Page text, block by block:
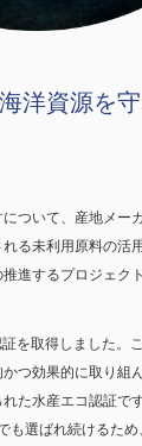
洋資源を
ついて、産地メー
る未利用原料の活
進するプロジェク
を取得しました。
つ効果的に取り組
た水産エコ認証です
も選ばれ続けるた